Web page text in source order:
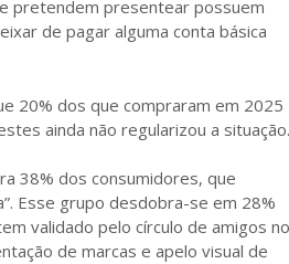
pretendem presentear possuem
de pagar alguma conta básica
20% dos que compraram em 2025
ainda não regularizou a situação.
38% dos consumidores, que
Esse grupo desdobra-se em 28%
validado pelo círculo de amigos no
de marcas e apelo visual de